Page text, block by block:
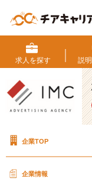
求人を探す 説
企業TOP
企業情報